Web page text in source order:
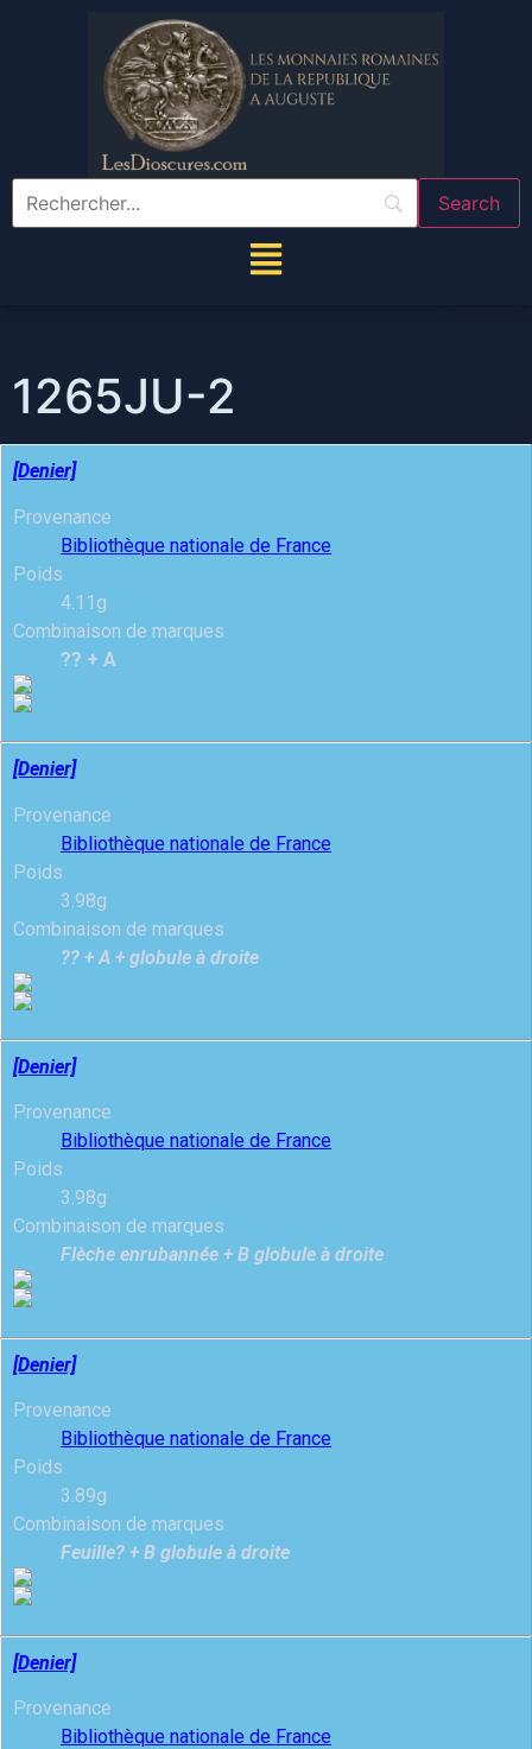
1265JU-2
[Denier]
Provenance
Bibliothèque nationale de France
Poids
4.11g
Combinaison de marques
?? + A
[Denier]
Provenance
Bibliothèque nationale de France
Poids
3.98g
Combinaison de marques
?? + A + globule à droite
[Denier]
Provenance
Bibliothèque nationale de France
Poids
3.98g
Combinaison de marques
Flèche enrubannée + B globule à droite
[Denier]
Provenance
Bibliothèque nationale de France
Poids
3.89g
Combinaison de marques
Feuille? + B globule à droite
[Denier]
Provenance
Bibliothèque nationale de France